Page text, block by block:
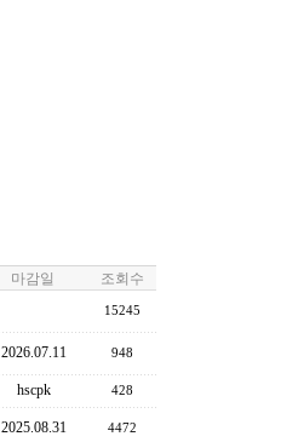
마감일
조회수
15245
2026.07.11 948
hscpk 428
2025.08.31 4472